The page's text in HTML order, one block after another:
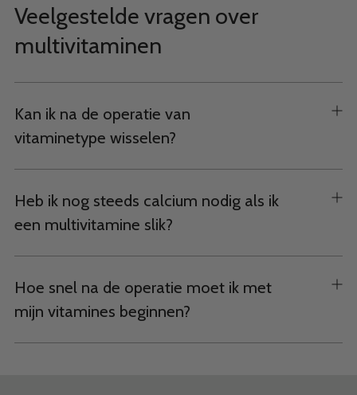
Veelgestelde vragen over
multivitaminen
Kan ik na de operatie van
vitaminetype wisselen?
Heb ik nog steeds calcium nodig als ik
een multivitamine slik?
Hoe snel na de operatie moet ik met
mijn vitamines beginnen?